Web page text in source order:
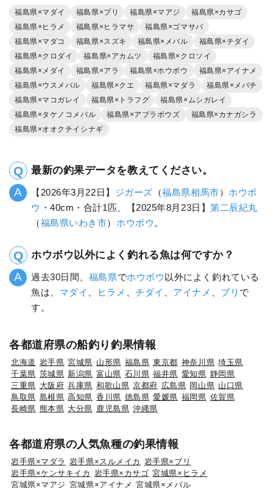
福島県×マダイ 福島県×ブリ 福島県×マアジ
福島県×カサゴ
福島県×ヒラメ
福島県×ヒラマサ
福島県×ゴマサバ
福島県×マダコ
福島県×スズキ 福島県×メバル
福島県×チダイ
福島県×クロダイ
福島県×アカムツ
福島県×クロソイ
福島県×メダイ
福島県×アラ 福島県×ホウボウ
福島県×アイナメ
福島県×ウスメバル
福島県×クエ 福島県×マダラ
福島県×メバチ
福島県×マコガレイ
福島県×トラフグ
福島県×ムシガレイ
福島県×タケノコメバル
福島県×アブラボウズ
福島県×カナガシラ
福島県×オオクチイシナギ
最新の釣果データを教えてください。
【2026年3月22日】 ジガーズ （福島県相馬市）ホウボ
ウ ・40cm・合計1匹、【2025年8月23日】第二辰紀丸
（福島県いわき市） ホウボウ。
ホウボウ以外によく釣れる魚は何ですか？
過去30日間、 福島県でホウボウ以外によく釣れている
魚は、 マダイ 、 ヒラメ 、チダイ 、 アイナメ 、 ブリ で
す。
各都道府県の船釣り釣果情報
北海道 岩手県 宮城県 山形県 福島県 東京都 神奈川県 埼玉県
千葉県 茨城県 新潟県 富山県 石川県 福井県 愛知県 静岡県
三重県 大阪府 兵庫県 和歌山県 京都府 広島県 岡山県 山口県
鳥取県 島根県 高知県 香川県 徳島県 愛媛県 福岡県 佐賀県
長崎県 熊本県 大分県 鹿児島県 沖縄県
各都道府県の人気魚種の釣果情報
岩手県×マダラ 岩手県×スルメイカ 岩手県×ブリ
岩手県×ケンサキイカ 岩手県×カサゴ 宮城県×ヒラメ
宮城県×マアジ 宮城県×アイナメ 宮城県×メバル